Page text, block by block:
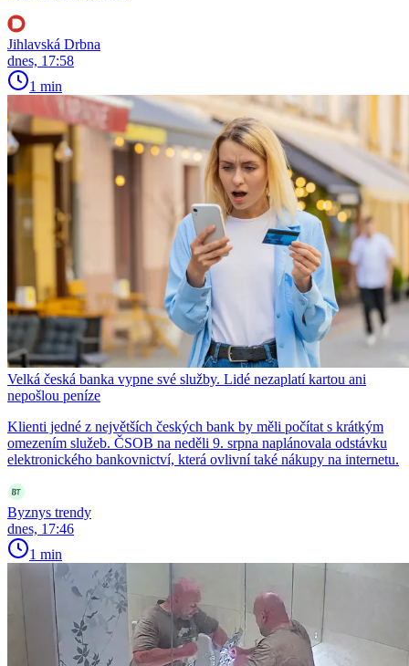
Jihlavská Drbna
dnes, 17:58
1 min
Velká česká banka vypne své služby. Lidé nezaplatí kartou ani
nepošlou peníze
Klienti jedné z největších českých bank by měli počítat s krátkým
omezením služeb. ČSOB na neděli 9. srpna naplánovala odstávku
elektronického bankovnictví, která ovlivní také nákupy na internetu.
Byznys trendy
dnes, 17:46
1 min